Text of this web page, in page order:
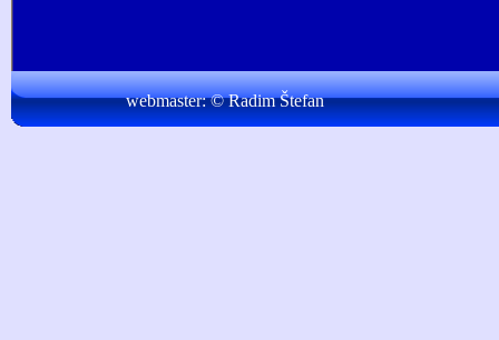
webmaster:© Radim Štefan